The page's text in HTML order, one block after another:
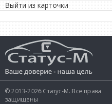
Выйти из карточки
© 2013-2026 Статус-М. Все права
защищены